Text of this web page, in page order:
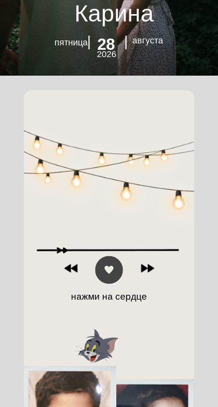
Карина
пятница
августа
2026
| |
28
нажми на сердце